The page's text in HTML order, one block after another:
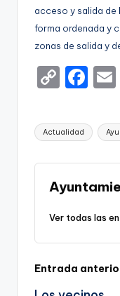
acceso y salida de
forma ordenada y
zonas de salida y
C
p
y
Li
n
k
F
c
e
b
o
o
Etiquetas:
Actualidad
Ver todas las
Entrada